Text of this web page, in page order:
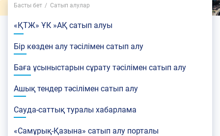
Басты бет Сатып алулар
«ҚТЖ» ҰК »АҚ сатып алуы
Бір көзден алу тәсілімен сатып алу
Баға ұсыныстарын сұрату тәсілімен сатып алу
Ашық тендер тәсілімен сатып алу
Сауда-саттық туралы хабарлама
«Самұрық-Қазына» сатып алу порталы